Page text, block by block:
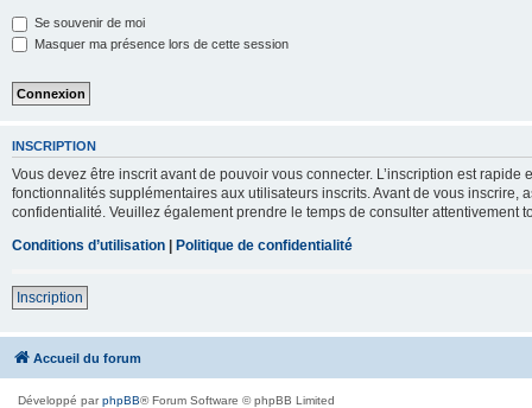
Se souvenir de moi
Masquer ma présence lors de cette session
INSCRIPTION
Vous devez être inscrit avant de pouvoir vous connecter. L’inscription est
fonctionnalités supplémentaires aux utilisateurs inscrits. Avant de vous inscrire,
confidentialité. Veuillez également prendre le temps de consulter attentivement
Conditions d’utilisation | Politique de confidentialité
Inscription
Accueil du forum
Développé parphpBB® Forum Software © phpBB Limited